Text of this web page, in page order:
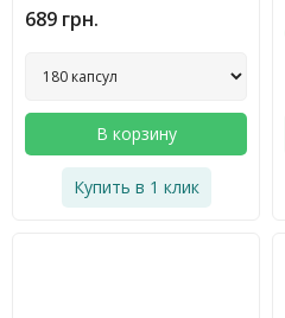
689 грн.
В корзину
Купить в 1 клик